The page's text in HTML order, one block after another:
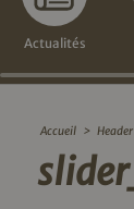
Actualités
Accueil > Header